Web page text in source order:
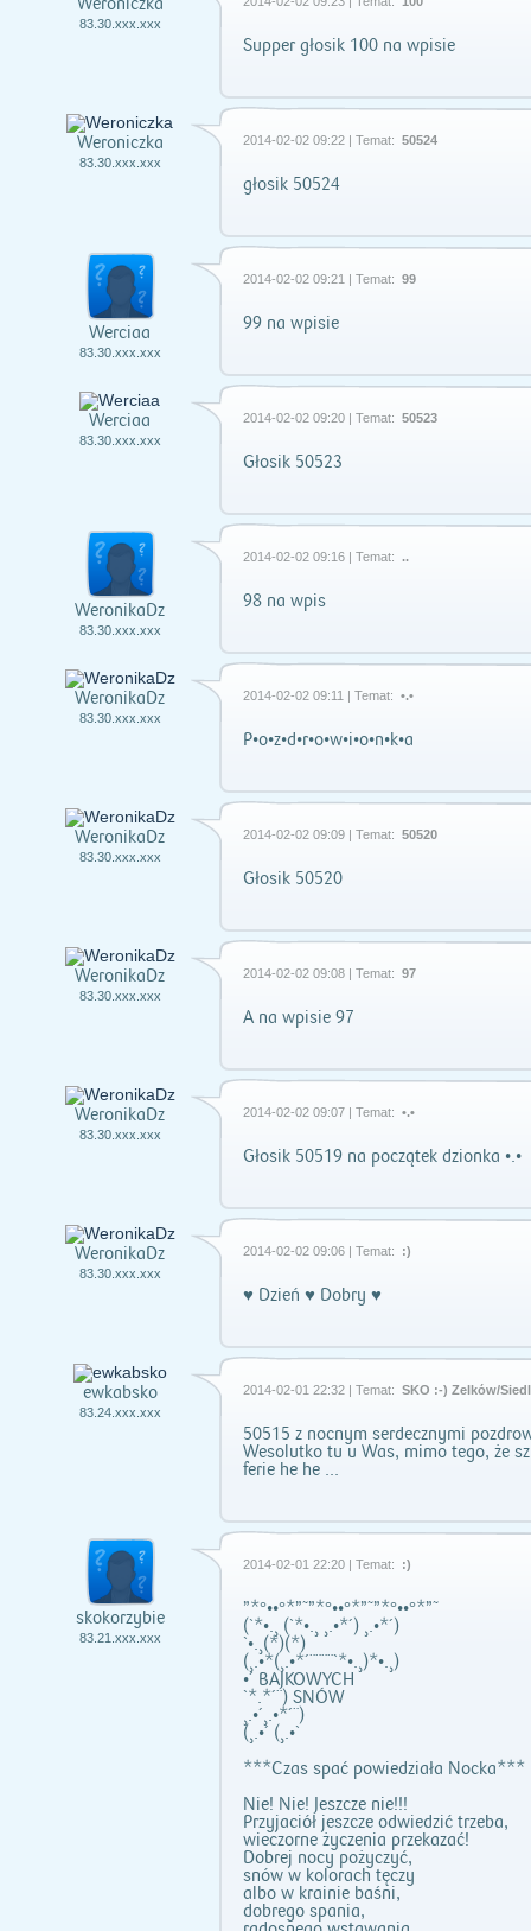
Weroniczka
83.30.xxx.xxx
Supper głosik 100 na wpisie
Weroniczka
83.30.xxx.xxx
2014-02-02 09:22 | Temat: 50524
głosik 50524
Werciaa
83.30.xxx.xxx
2014-02-02 09:21 | Temat: 99
99 na wpisie
Werciaa
83.30.xxx.xxx
2014-02-02 09:20 | Temat: 50523
Głosik 50523
WeronikaDz
83.30.xxx.xxx
2014-02-02 09:16 | Temat: ..
98 na wpis
WeronikaDz
83.30.xxx.xxx
2014-02-02 09:11 | Temat: •.•
P•o•z•d•r•o•w•i•o•n•k•a
WeronikaDz
83.30.xxx.xxx
2014-02-02 09:09 | Temat: 50520
Głosik 50520
WeronikaDz
83.30.xxx.xxx
2014-02-02 09:08 | Temat: 97
A na wpisie 97
WeronikaDz
83.30.xxx.xxx
2014-02-02 09:07 | Temat: •.•
Głosik 50519 na początek dzionka •.•
WeronikaDz
83.30.xxx.xxx
2014-02-02 09:06 | Temat: :)
♥ Dzień ♥ Dobry ♥
ewkabsko
83.24.xxx.xxx
2014-02-01 22:32 | Temat: SKO :-) Żelków/
50515 z nocnym serdecznymi
Wesolutko tu u Was, mimo tego, że
ferie he he ...
skokorzybie
83.21.xxx.xxx
2014-02-01 22:20 | Temat: :)
”*°••°*”˜”*°••°*”˜”*°••°*”˜
(`*•.¸ (`*•.¸ ¸.•*´) ¸.•*´)
`•.¸(*)(*)
(¸.•*(¸.•*´¨¨¨¨`*•.¸)*•.¸)
•´ BAJKOWYCH
`*.*´¨) SNÓW
¸.•´¸.•*´¨)
(¸.•´ (¸.•`
***Czas spać powiedziała Nocka***
Nie! Nie! Jeszcze nie!!!
Przyjaciół jeszcze odwiedzić trzeba,
wieczorne życzenia przekazać!
Dobrej nocy pożyczyć,
snów w kolorach tęczy
albo w krainie baśni,
dobrego spania,